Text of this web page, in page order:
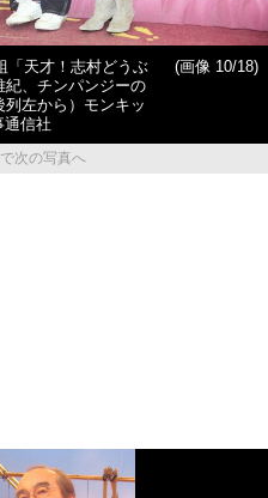
「天才！志村どうぶ
紀、チンパンジーの
左から）モンキッ
信社
(画像 10/18)
次の写真へ